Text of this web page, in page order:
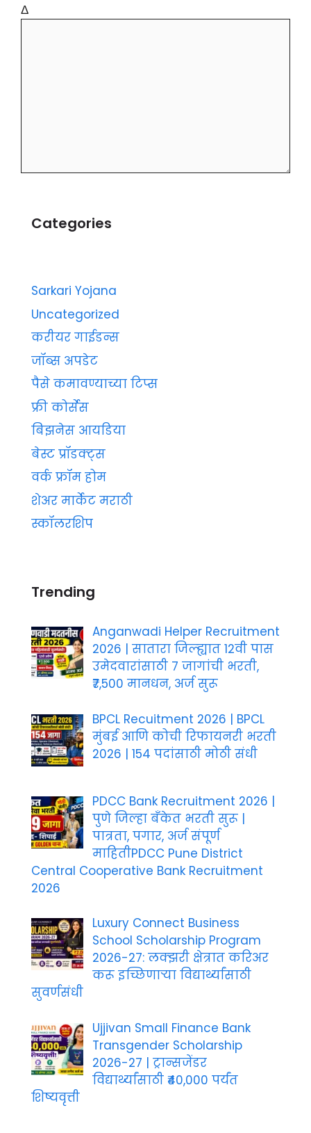
Δ
Categories
Sarkari Yojana
Uncategorized
करीयर गाईडन्स
जॉब्स अपडेट
पैसे कमावण्याच्या टिप्स
फ्री कोर्सेस
बिझनेस आयडिया
बेस्ट प्रॉडक्ट्स
वर्क फ्रॉम होम
शेअर मार्केट मराठी
स्कॉलरशिप
Trending
Anganwadi Helper Recruitment
2026 | सातारा जिल्ह्यात 12वी पास
उमेदवारांसाठी 7 जागांची भरती,
₹7,500 मानधन, अर्ज सुरू
BPCL Recuitment 2026 | BPCL
मुंबई आणि कोची रिफायनरी भरती
2026 | 154 पदांसाठी मोठी संधी
PDCC Bank Recruitment 2026 |
पुणे जिल्हा बँकेत भरती सुरू |
पात्रता, पगार, अर्ज संपूर्ण
माहितीPDCC Pune District
Central Cooperative Bank Recruitment
2026
Luxury Connect Business
School Scholarship Program
2026-27: लक्झरी क्षेत्रात करिअर
करू इच्छिणाऱ्या विद्यार्थ्यांसाठी
सुवर्णसंधी
Ujjivan Small Finance Bank
Transgender Scholarship
2026-27 | ट्रान्सजेंडर
विद्यार्थ्यांसाठी ₹40,000 पर्यंत
शिष्यवृत्ती